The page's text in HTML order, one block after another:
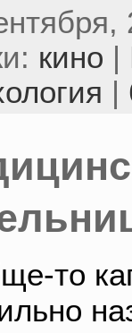
кино |
|
то